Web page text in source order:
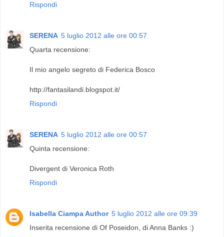
Rispondi
SERENA 5 luglio 2012 alle ore 00:57
Quarta recensione:
Il mio angelo segreto di Federica Bosco
http://fantasilandi.blogspot.it/
Rispondi
SERENA 5 luglio 2012 alle ore 00:57
Quinta recensione:
Divergent di Veronica Roth
Rispondi
Isabella Ciampa Author 5 luglio 2012 alle ore 09:39
Inserita recensione di Of Poseidon, di Anna Banks :)